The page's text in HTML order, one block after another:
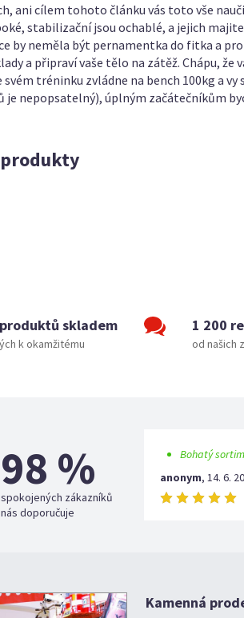
ani cílem tohoto článku vás toto vše
stabilizační jsou ochablé, a jejich
by neměla být pernamentka do fitka a
a připraví vaše tělo na zátěž. Chápu,
svém tréninku zvládne na bench 100kg a
nepopsatelný), úplným začátečníkům
skladem
k okamžitému
1 200
od našich
98 %
spokojených zákazníků
nás doporučuje
Bohatý
anonym, 14. 6.
Kamenná